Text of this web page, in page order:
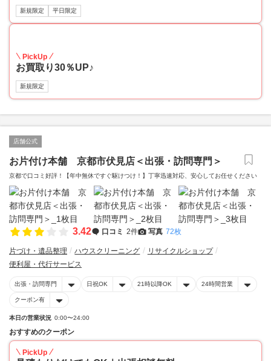
新規限定 平日限定
PickUp
お買取り30％UP♪
新規限定
店舗公式
お片付け本舗 京都市伏見店＜出張・訪問専門＞
京都で口コミ好評！【年中無休ですぐ駆けつけ！】丁寧迅速対応、安心してお任せください
3.42 口コミ 2件 写真 72枚
片づけ・遺品整理 ハウスクリーニング
リサイクルショップ
便利屋・代行サービス
出張・訪問専門 日祝OK 21時以降OK 24時間営業
クーポン有
本日の営業状況 0:00〜24:00
おすすめのクーポン
PickUp